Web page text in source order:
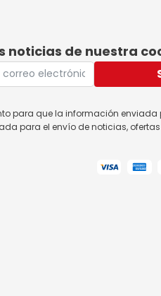
noticias de nuestra
para que la información enviada
para el envío de noticias,